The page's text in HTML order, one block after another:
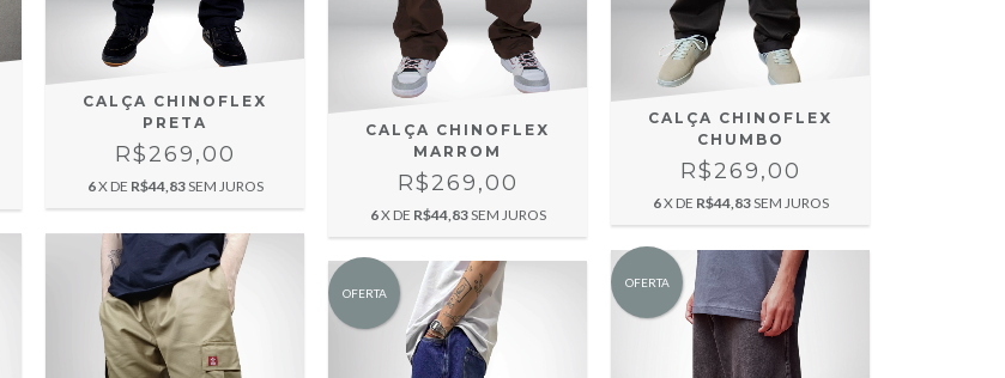
CALÇA CHINOFLEX
PRETA
R$269,00
6X DE R$44,83SEM JUROS
CALÇA CHINOFLEX
MARROM
R$269,00
6X DE R$44,83SEM JUROS
CALÇA CHINOFLEX
CHUMBO
R$269,00
6X DE R$44,83SEM JUROS
OFERTA
OFERTA